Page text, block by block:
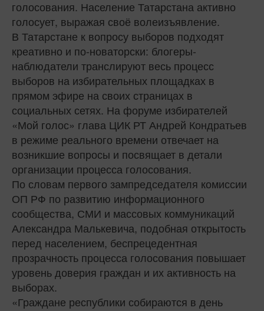
голосования. Население Татарстана активно
голосует, выражая своё волеизъявление.
В Татарстане к вопросу выборов подходят
креативно и по-новаторски: блогеры-
наблюдатели транслируют весь процесс
выборов на избирательных площадках в
прямом эфире на своих страницах в
социальных сетях. На форуме избирателей
«Мой голос» глава ЦИК РТ Андрей Кондратьев
в режиме реального времени отвечает на
возникшие вопросы и посвящает в детали
организации процесса голосования.
По словам первого зампредседателя комиссии
ОП РФ по развитию информационного
сообщества, СМИ и массовых коммуникаций
Александра Малькевича, подобная открытость
перед населением, беспрецедентная
прозрачность процесса голосования повышает
уровень доверия граждан и их активность на
выборах.
«Граждане республики собираются в день